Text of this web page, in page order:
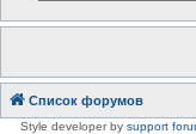
Список форумов
Style developer by support